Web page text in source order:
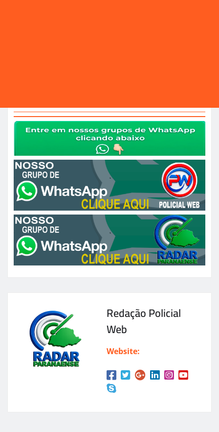
Redação Policial
Web
Website: